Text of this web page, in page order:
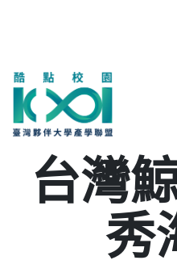
台灣
秀